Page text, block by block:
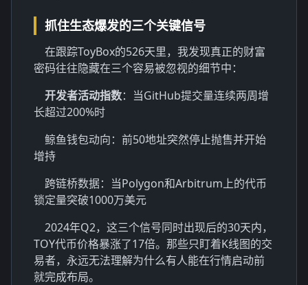
抓住生态爆发的三个关键信号
在跟踪ToyBox的526天里，我发现真正的财富
密码往往隐藏在三个容易被忽视的细节中：
开发者活动指数：当GitHub提交量连续两周增
长超过200%时
鲸鱼钱包动向：前50地址突然停止抛售并开始
增持
跨链桥数据：当Polygon和Arbitrum上的代币
锁定量突破1000万美元
2024年Q2，这三个信号同时出现后的30天内，
TOY代币价格暴涨了17倍。那些只盯着K线图的交
易者，永远无法理解为什么有人能在行情启动前
就完成布局。